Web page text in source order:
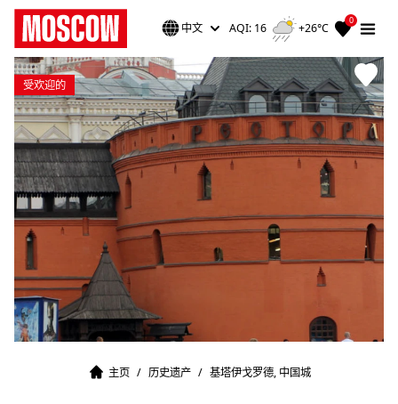
中文 AQI: 16 +26°C
0
受欢迎的
主页 / 历史遗产 / 基塔伊戈罗德, 中国城